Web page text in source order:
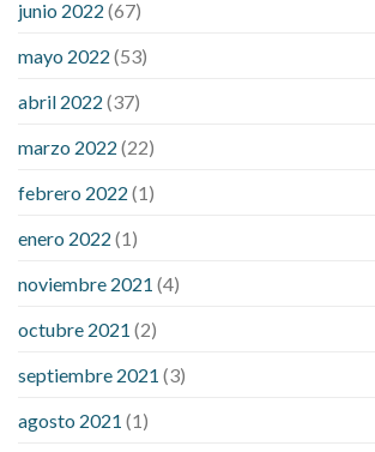
what does it mean when you have high blood
considered a low blood sugar level
sugar is high will exercise reduce blood
junio 2022 (67)
mayo 2022 (53)
abril 2022 (37)
marzo 2022 (22)
febrero 2022 (1)
enero 2022 (1)
noviembre 2021 (4)
octubre 2021 (2)
septiembre 2021 (3)
agosto 2021 (1)